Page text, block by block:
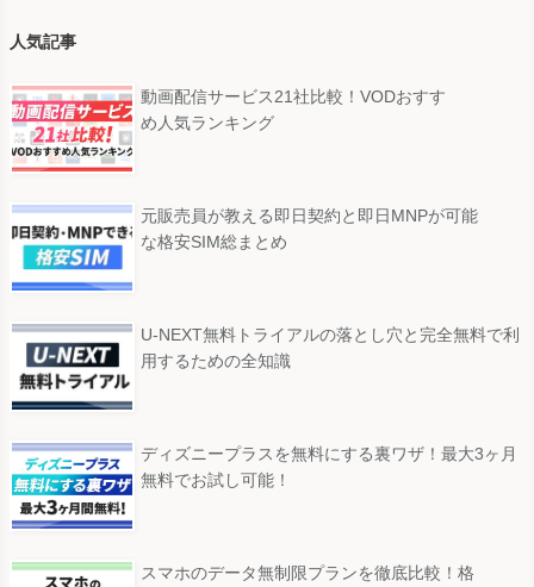
人気記事
動画配信サービス21社比較！VODおすす
め人気ランキング
元販売員が教える即日契約と即日MNPが可能
な格安SIM総まとめ
U-NEXT無料トライアルの落とし穴と完全無料で利
用するための全知識
ディズニープラスを無料にする裏ワザ！最大3ヶ月
無料でお試し可能！
スマホのデータ無制限プランを徹底比較！格